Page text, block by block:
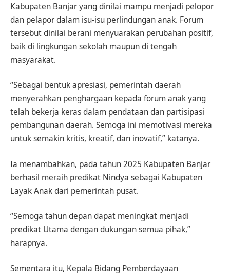
Kabupaten Banjar yang dinilai mampu menjadi pelopor
dan pelapor dalam isu-isu perlindungan anak. Forum
tersebut dinilai berani menyuarakan perubahan positif,
baik di lingkungan sekolah maupun di tengah
masyarakat.
“Sebagai bentuk apresiasi, pemerintah daerah
menyerahkan penghargaan kepada forum anak yang
telah bekerja keras dalam pendataan dan partisipasi
pembangunan daerah. Semoga ini memotivasi mereka
untuk semakin kritis, kreatif, dan inovatif,” katanya.
Ia menambahkan, pada tahun 2025 Kabupaten Banjar
berhasil meraih predikat Nindya sebagai Kabupaten
Layak Anak dari pemerintah pusat.
“Semoga tahun depan dapat meningkat menjadi
predikat Utama dengan dukungan semua pihak,”
harapnya.
Sementara itu, Kepala Bidang Pemberdayaan